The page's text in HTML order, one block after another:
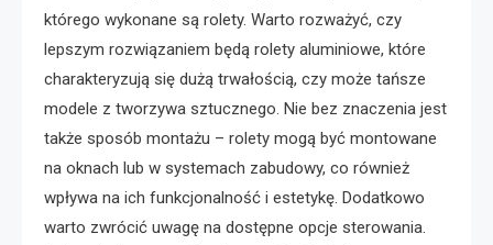
którego wykonane są rolety. Warto rozważyć, czy
lepszym rozwiązaniem będą rolety aluminiowe, które
charakteryzują się dużą trwałością, czy może tańsze
modele z tworzywa sztucznego. Nie bez znaczenia jest
także sposób montażu – rolety mogą być montowane
na oknach lub w systemach zabudowy, co również
wpływa na ich funkcjonalność i estetykę. Dodatkowo
warto zwrócić uwagę na dostępne opcje sterowania.